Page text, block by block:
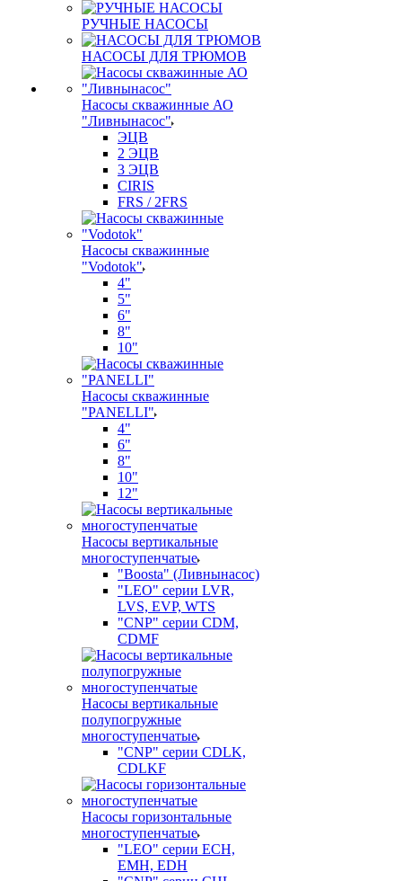
РУЧНЫЕ НАСОСЫ
НАСОСЫ ДЛЯ ТРЮМОВ
Насосы скважинные АО
"Ливнынасос"
ЭЦВ
2 ЭЦВ
3 ЭЦВ
CIRIS
FRS / 2FRS
Насосы скважинные
"Vodotok"
4"
5"
6"
8"
10"
Насосы скважинные
"PANELLI"
4"
6"
8"
10"
12"
Насосы вертикальные
многоступенчатые
"Boosta" (Ливнынасос)
"LEO" серии LVR,
LVS, EVP, WTS
"CNP" серии CDM,
CDMF
Насосы вертикальные
полупогружные
многоступенчатые
"CNP" серии CDLK,
CDLKF
Насосы горизонтальные
многоступенчатые
"LEO" серии ECH,
EMH, EDH